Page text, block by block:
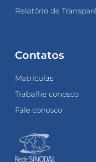
Relatório de
Contatos
Matrículas
Trabalhe conosco
Fale conosco